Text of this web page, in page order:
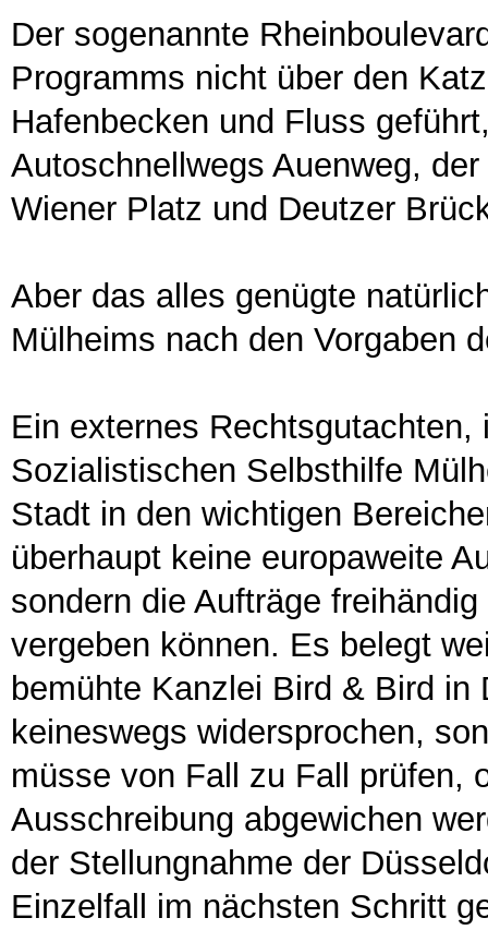
Der sogenannte
Programms nicht über den
Hafenbecken und Fluss
Autoschnellwegs Auenweg,
Wiener Platz und Deutzer
Aber das alles genügte
Mülheims nach den Vorgaben
Ein externes
Sozialistischen Selbsthilfe
Stadt in den wichtigen
überhaupt keine europaweite
sondern die Aufträge
vergeben können. Es belegt
bemühte Kanzlei Bird & Bird
keineswegs widersprochen,
müsse von Fall zu Fall prüfen,
Ausschreibung abgewichen
der Stellungnahme der
Einzelfall im nächsten Schritt